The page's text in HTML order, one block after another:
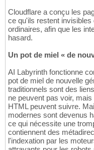
Cloudflare a conçu les
ce qu'ils restent
ordinaires, afin que les
hasard.
Un pot de miel « de
AI Labyrinth fonctionne
pot de miel de nouvelle
traditionnels sont des
ne peuvent pas voir,
HTML peuvent suivre.
modernes sont devenus
ce qui nécessite une
contiennent des
l'indexation par les